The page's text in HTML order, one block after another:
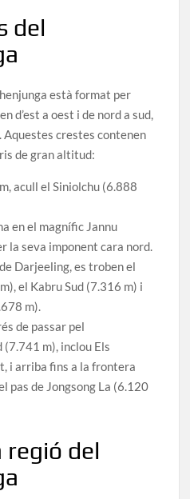
del
està format per
d’est a oest i de nord a sud,
Aquestes crestes contenen
de gran altitud:
acull el Siniolchu (6.888
en el magnífic Jannu
la seva imponent cara nord.
Darjeeling, es troben el
el Kabru Sud (7.316 m) i
m).
de passar pel
(7.741 m), inclou Els
i arriba fins a la frontera
pas de Jongsong La (6.120
regió del